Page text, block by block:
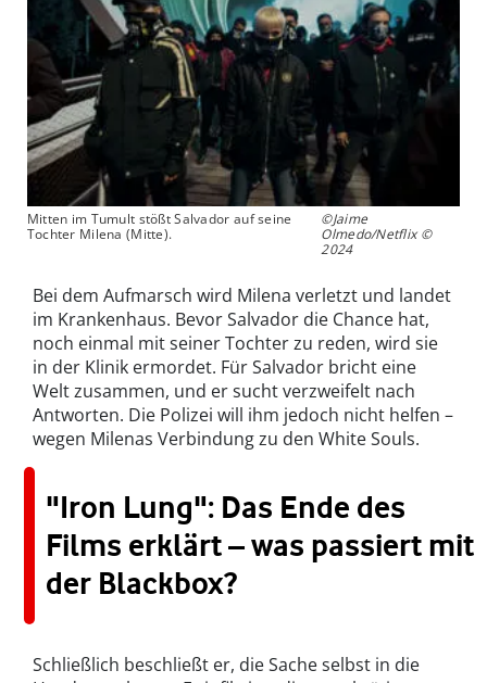
Mitten im Tumult stößt Salvador auf seine
Tochter Milena (Mitte).
©Jaime
Olmedo/Netflix ©
2024
Bei dem Aufmarsch wird Milena verletzt und landet
im Krankenhaus. Bevor Salvador die Chance hat,
noch einmal mit seiner Tochter zu reden, wird sie
in der Klinik ermordet. Für Salvador bricht eine
Welt zusammen, und er sucht verzweifelt nach
Antworten. Die Polizei will ihm jedoch nicht helfen –
wegen Milenas Verbindung zu den White Souls.
"Iron Lung": Das Ende des
Films erklärt – was passiert mit
der Blackbox?
Schließlich beschließt er, die Sache selbst in die